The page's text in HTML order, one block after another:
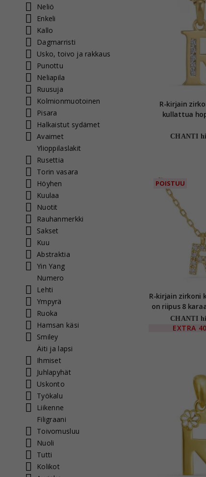
Neliö
Enkeli
Kallo
Dagmarristi
Usko, toivo ja rakkaus
Punottu
Neliapila
Ruusuja
Kolmionmuotoinen
Pisara
Halkaistut sydämet
Avaimet
Ylioppilaslakit
Rusettia
Torin vasara
Höyhen
Kuulaa
Nuotit
Rauhanmerkki
Sakset
Kuu
Abstraktia
Yin Yang
Numero
Lehti
Ympyrä
Ruoka
Hamsan käsi
Smiley
Äiti ja lapsi
Ihmiset
Juhlapyhät
Uskonto
Työkalu
Liikenne
Filigraani
Toivomusluu
Nuoli
Tutti
Kolikot
R-kirjain
kullattua
CHANTI
POISTUU
R-kirjain zirkoni
on riipus 8
CHANTI
EXTRA